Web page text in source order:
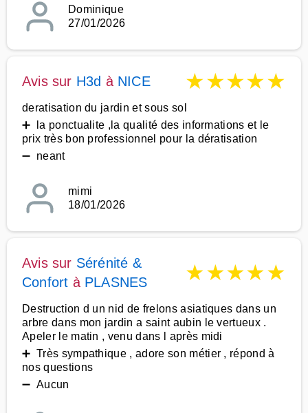
Dominique
27/01/2026
Avis sur H3d à NICE ★★★★★
deratisation du jardin et sous sol
➕ la ponctualite ,la qualité des informations et le
prix très bon professionnel pour la dératisation
➖ neant
mimi
18/01/2026
Avis sur Sérénité &
Confort à PLASNES ★★★★★
Destruction d un nid de frelons asiatiques dans un
arbre dans mon jardin a saint aubin le vertueux .
Apeler le matin , venu dans l après midi
➕ Très sympathique , adore son métier , répond à
nos questions
➖ Aucun